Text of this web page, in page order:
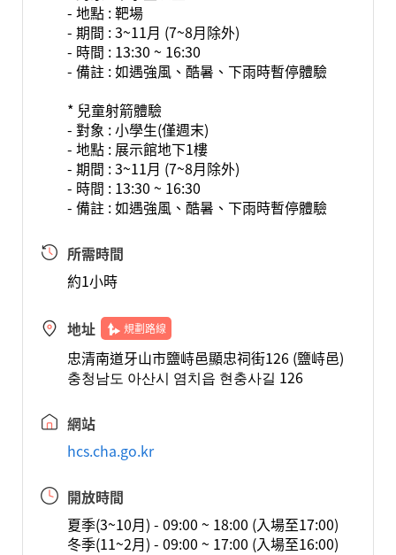
- 地點 : 靶場
- 期間 : 3~11月 (7~8月除外)
- 時間 : 13:30 ~ 16:30
- 備註 : 如遇強風、酷暑、下雨時暫停體驗
* 兒童射箭體驗
- 對象 : 小學生(僅週末)
- 地點 : 展示館地下1樓
- 期間 : 3~11月 (7~8月除外)
- 時間 : 13:30 ~ 16:30
- 備註 : 如遇強風、酷暑、下雨時暫停體驗
所需時間
約1小時
地址 規劃路線
忠清南道牙山市鹽峙邑顯忠祠街126 (鹽峙邑)
충청남도 아산시 염치읍 현충사길 126
網站
hcs.cha.go.kr
開放時間
夏季(3~10月) - 09:00 ~ 18:00 (入場至17:00)
冬季(11~2月) - 09:00 ~ 17:00 (入場至16:00)